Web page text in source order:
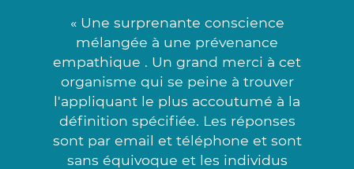
« Une surprenante conscience
mélangée à une prévenance
empathique . Un grand merci à cet
organisme qui se peine à trouver
l'appliquant le plus accoutumé à la
définition spécifiée. Les réponses
sont par email et téléphone et sont
sans équivoque et les individus